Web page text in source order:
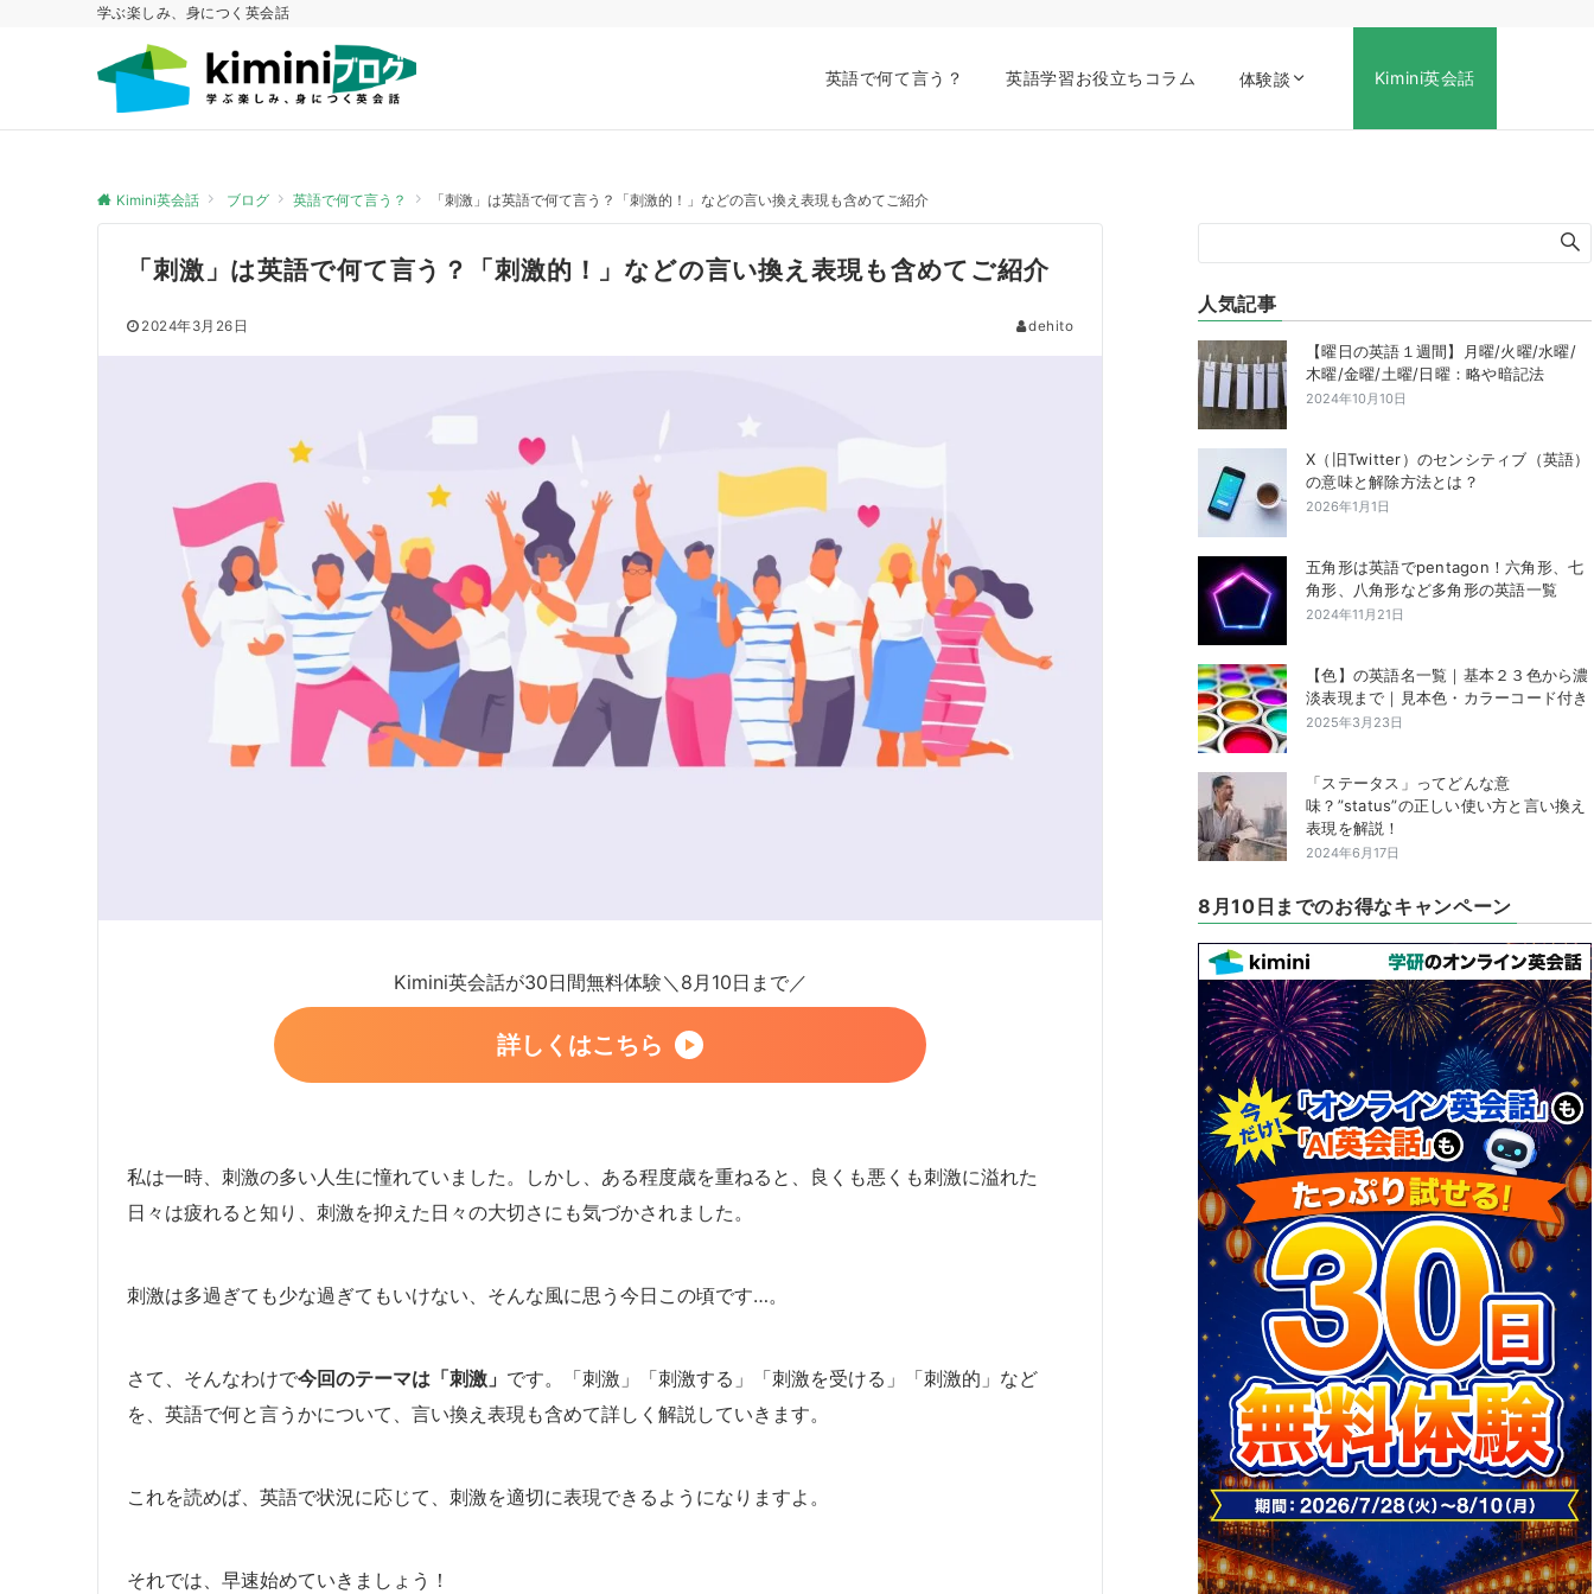
学ぶ楽しみ、身につく英会話
英語で何て言う？ 英語学習お役立ちコラム 体験談 Kimini英会話
Kimini英会話 ブログ 英語で何て言う？ 「刺激」は英語で何て言う？「刺激的！」などの言い換え表現も含めてご紹介
「刺激」は英語で何て言う？「刺激的！」などの言い換え表現も含めてご紹介
2024年3月26日 dehito
Kimini英会話が30日間無料体験＼8月10日まで／
詳しくはこちら
私は一時、刺激の多い人生に憧れていました。しかし、ある程度歳を重ねると、良くも悪くも刺激に溢れた
日々は疲れると知り、刺激を抑えた日々の大切さにも気づかされました。
刺激は多過ぎても少な過ぎてもいけない、そんな風に思う今日この頃です…。
さて、そんなわけで今回のテーマは「刺激」 です。「刺激」「刺激する」「刺激を受ける」「刺激的」など
を、英語で何と言うかについて、言い換え表現も含めて詳しく解説していきます。
これを読めば、英語で状況に応じて、刺激を適切に表現できるようになりますよ。
それでは、早速始めていきましょう！
人気記事
【曜日の英語１週間】月曜/火曜/水曜/
木曜/金曜/土曜/日曜：略や暗記法
2024年10月10日
X（旧Twitter）のセンシティブ（英語）
の意味と解除方法とは？
2026年1月1日
五角形は英語でpentagon！六角形、七
角形、八角形など多角形の英語一覧
2024年11月21日
【色】の英語名一覧｜基本２３色から濃
淡表現まで｜見本色・カラーコード付き
2025年3月23日
「ステータス」ってどんな意
味？”status”の正しい使い方と言い換え
表現を解説！
2024年6月17日
8月10日までのお得なキャンペーン